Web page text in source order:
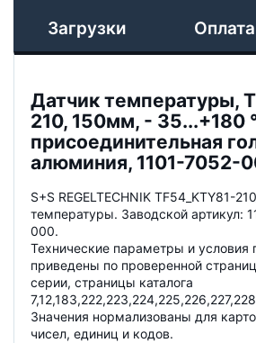
Загрузки
Датчик температуры,
210, 150мм, - 35...+180
присоединительная
алюминия, 1101-7052-
S+S REGELTECHNIK TF54_KTY81-
температуры. Заводской артикул:
000.
Технические параметры и условия
приведены по проверенной
серии, страницы каталога
Значения нормализованы для
чисел, единиц и кодов.